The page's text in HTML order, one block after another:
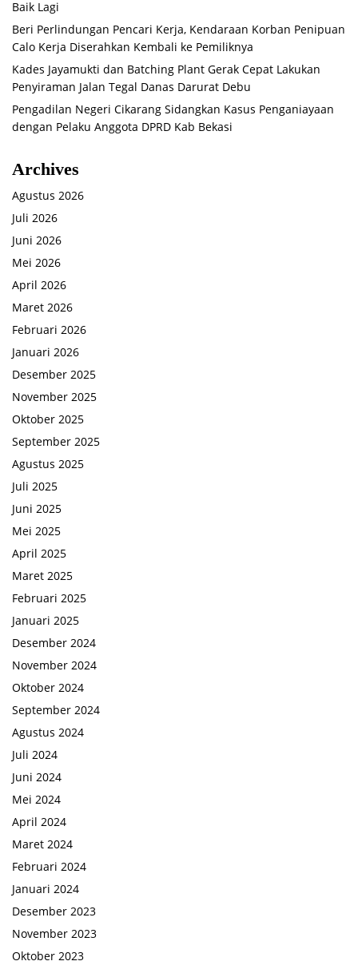
Baik Lagi
Beri Perlindungan Pencari Kerja, Kendaraan Korban Penipuan
Calo Kerja Diserahkan Kembali ke Pemiliknya
Kades Jayamukti dan Batching Plant Gerak Cepat Lakukan
Penyiraman Jalan Tegal Danas Darurat Debu
Pengadilan Negeri Cikarang Sidangkan Kasus Penganiayaan
dengan Pelaku Anggota DPRD Kab Bekasi
Archives
Agustus 2026
Juli 2026
Juni 2026
Mei 2026
April 2026
Maret 2026
Februari 2026
Januari 2026
Desember 2025
November 2025
Oktober 2025
September 2025
Agustus 2025
Juli 2025
Juni 2025
Mei 2025
April 2025
Maret 2025
Februari 2025
Januari 2025
Desember 2024
November 2024
Oktober 2024
September 2024
Agustus 2024
Juli 2024
Juni 2024
Mei 2024
April 2024
Maret 2024
Februari 2024
Januari 2024
Desember 2023
November 2023
Oktober 2023